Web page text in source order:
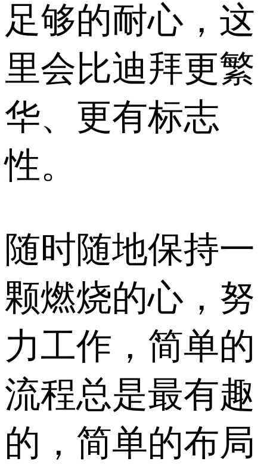
足够的耐心，这
里会比迪拜更繁
华、更有标志
性。
随时随地保持一
颗燃烧的心，努
力工作，简单的
流程总是最有趣
的，简单的布局